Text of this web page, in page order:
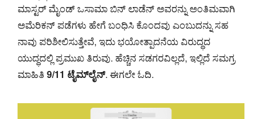
ಮಾಸ್ಟರ್ ಮೈಂಡ್ ಒಸಾಮಾ ಬಿನ್ ಲಾಡೆನ್ ಅವರನ್ನು ಅಂತಿಮವಾಗಿ
ಅಮೆರಿಕನ್ ಪಡೆಗಳು ಹೇಗೆ ಬಂಧಿಸಿ ಕೊಂದವು ಎಂಬುದನ್ನು ಸಹ
ನಾವು ಪರಿಶೀಲಿಸುತ್ತೇವೆ, ಇದು ಭಯೋತ್ಪಾದನೆಯ ವಿರುದ್ಧದ
ಯುದ್ಧದಲ್ಲಿ ಪ್ರಮುಖ ತಿರುವು. ಹೆಚ್ಚಿನ ಸಡಗರವಿಲ್ಲದೆ, ಇಲ್ಲಿದೆ ಸಮಗ್ರ
ಮಾಹಿತಿ 9/11 ಟೈಮ್‌ಲೈನ್. ಈಗಲೇ ಓದಿ.